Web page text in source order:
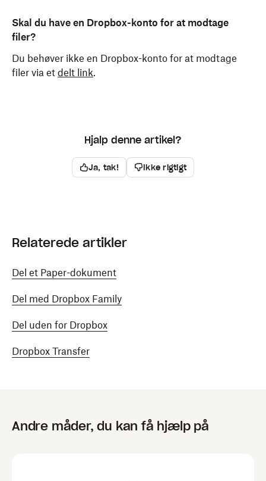
Skal du have en Dropbox-konto for at modtage
filer?
Du behøver ikke en Dropbox-konto for at modtage
filer via et delt link.
Hjalp denne artikel?
Ja, tak! Ikke rigtigt
Relaterede artikler
Del et Paper-dokument
Del med Dropbox Family
Del uden for Dropbox
Dropbox Transfer
Andre måder, du kan få hjælp på